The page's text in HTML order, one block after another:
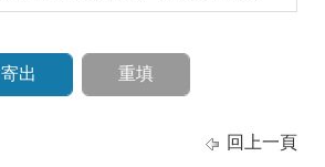
回上一頁